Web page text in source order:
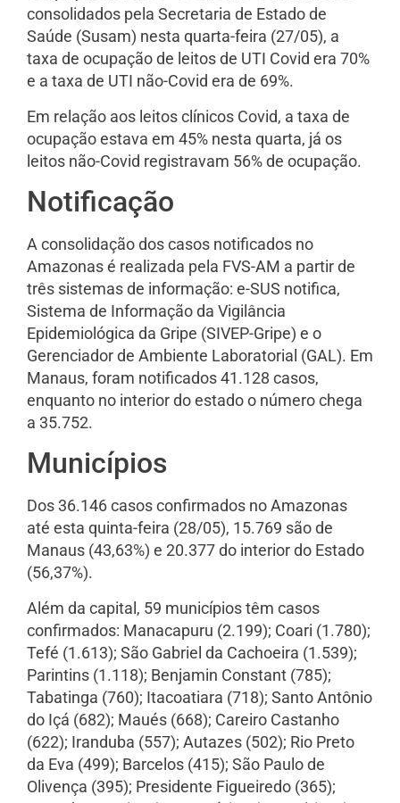
consolidados pela Secretaria de Estado de
Saúde (Susam) nesta quarta-feira (27/05), a
taxa de ocupação de leitos de UTI Covid era 70%
e a taxa de UTI não-Covid era de 69%.
Em relação aos leitos clínicos Covid, a taxa de
ocupação estava em 45% nesta quarta, já os
leitos não-Covid registravam 56% de ocupação.
Notificação
A consolidação dos casos notificados no
Amazonas é realizada pela FVS-AM a partir de
três sistemas de informação: e-SUS notifica,
Sistema de Informação da Vigilância
Epidemiológica da Gripe (SIVEP-Gripe) e o
Gerenciador de Ambiente Laboratorial (GAL). Em
Manaus, foram notificados 41.128 casos,
enquanto no interior do estado o número chega
a 35.752.
Municípios
Dos 36.146 casos confirmados no Amazonas
até esta quinta-feira (28/05), 15.769 são de
Manaus (43,63%) e 20.377 do interior do Estado
(56,37%).
Além da capital, 59 municípios têm casos
confirmados: Manacapuru (2.199); Coari (1.780);
Tefé (1.613); São Gabriel da Cachoeira (1.539);
Parintins (1.118); Benjamin Constant (785);
Tabatinga (760); Itacoatiara (718); Santo Antônio
do Içá (682); Maués (668); Careiro Castanho
(622); Iranduba (557); Autazes (502); Rio Preto
da Eva (499); Barcelos (415); São Paulo de
Olivença (395); Presidente Figueiredo (365);